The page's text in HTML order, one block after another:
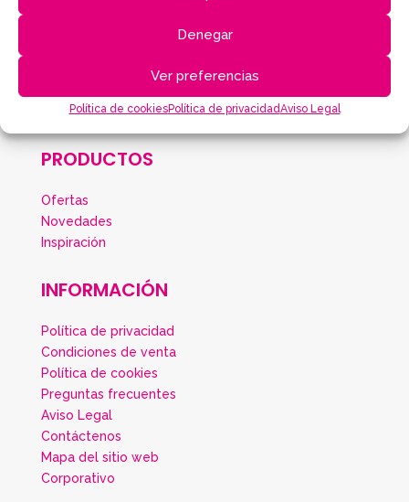
Denegar
Ver preferencias
Política de cookiesPolítica de privacidadAviso Legal
PRODUCTOS
Ofertas
Novedades
Inspiración
INFORMACIÓN
Política de privacidad
Condiciones de venta
Política de cookies
Preguntas frecuentes
Aviso Legal
Contáctenos
Mapa del sitio web
Corporativo